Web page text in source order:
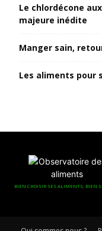
Le chlordécone
majeure inédite
Manger sain,
Les aliments pour
BIEN CHOISIR SES ALIMENTS, BIEN